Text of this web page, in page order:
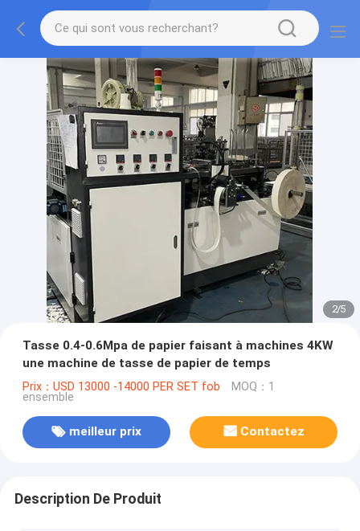
2/5
Tasse 0.4-0.6Mpa de papier faisant à machines 4KW
une machine de tasse de papier de temps
Prix：USD 13000 -14000 PER SET fob MOQ：1
ensemble
meilleur prix Contactez
Description De Produit